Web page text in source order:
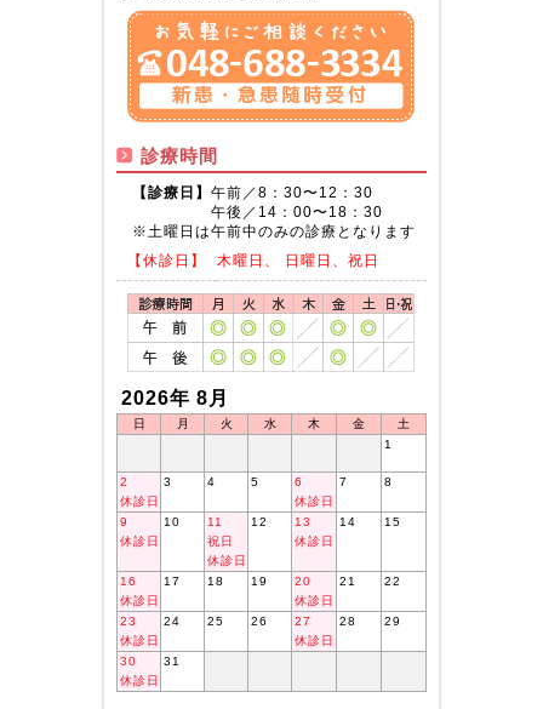
診療時間
【診療日】 午前／8：30〜12：30
午後／14：00〜18：30
※土曜日は午前中のみの診療となります
【休診日】
木曜日、 日曜日、祝日
2026年 8月
日 月 火 水 木 金
土
1
2
休診日
3 4 5
6
休診日
7 8
9
休診日
10
11
祝日
休診日
12
13
休診日
14 15
16
休診日
17 18 19
20
休診日
21 22
23
休診日
24 25 26
27
休診日
28 29
30
休診日
31